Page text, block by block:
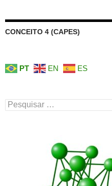
CONCEITO 4 (CAPES)
PT EN ES
Pesquisar
por: